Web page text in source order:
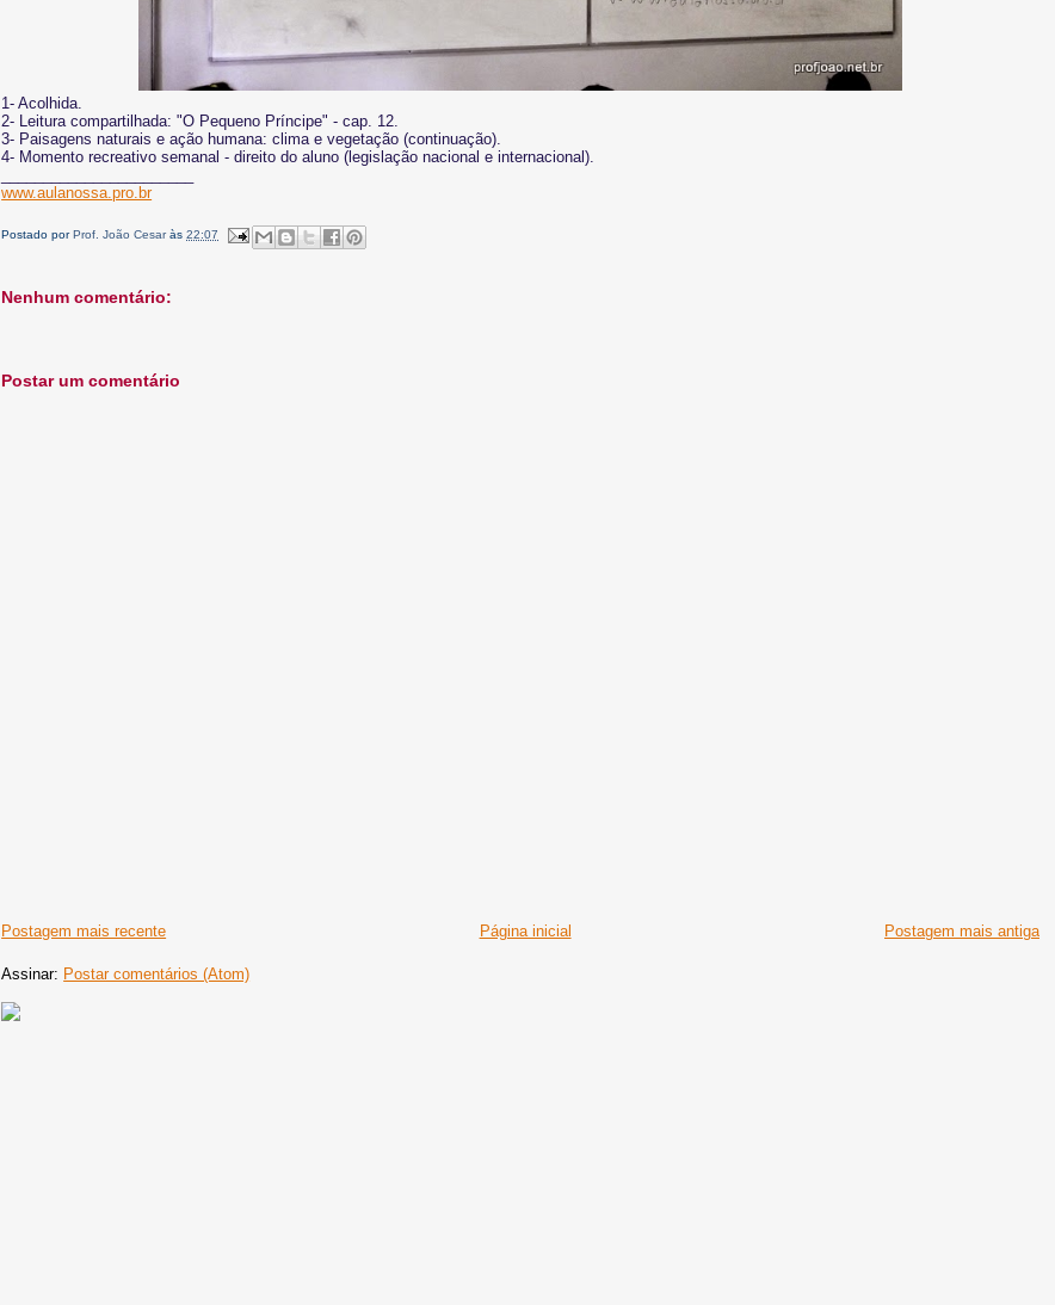
1- Acolhida.
2- Leitura compartilhada: "O Pequeno Príncipe" - cap. 12.
3- Paisagens naturais e ação humana: clima e vegetação (continuação).
4- Momento recreativo semanal - direito do aluno (legislação nacional e internacional).
www.aulanossa.pro.br
Postado porProf. João Cesar às22:07
Nenhum comentário:
Postar um comentário
Postagem mais recente Postagem mais antiga
Página inicial
Assinar: Postar comentários (Atom)